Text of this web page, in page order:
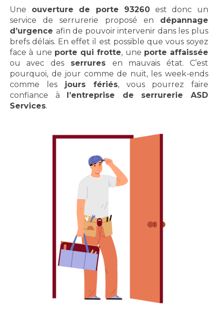
Une ouverture de porte 93260est donc un
service de serrurerie proposé en dépannage
d’urgence afin de pouvoir intervenir dans les plus
brefs délais. En effet il est possible que vous soyez
face à une porte qui frotte, une porte affaissée
ou avec desserrures en mauvais état. C’est
pourquoi, de jour comme de nuit, les week-ends
comme lesjours fériés, vous pourrez faire
confiance à l’entreprise de serrurerie ASD
Services.